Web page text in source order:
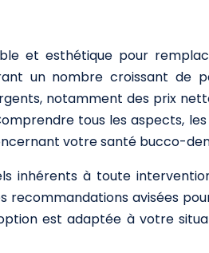
et esthétique pour
un nombre croissant de
notamment des prix
tous les aspects,
votre santé bucco-
inhérents à toute
recommandations avisées
est adaptée à votre